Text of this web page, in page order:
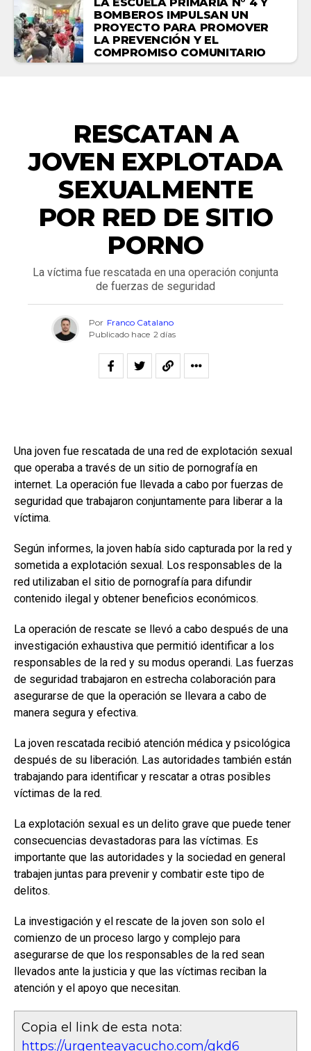
BOMBEROS IMPULSAN UN
PROYECTO PARA PROMOVER
LA PREVENCIÓN Y EL
COMPROMISO COMUNITARIO
RESCATAN A
JOVEN EXPLOTADA
SEXUALMENTE
POR RED DE SITIO
PORNO
La víctima fue rescatada en una operación conjunta
de fuerzas de seguridad
Por Franco Catalano
Publicado hace 2 días
Una joven fue rescatada de una red de explotación sexual
que operaba a través de un sitio de pornografía en
internet. La operación fue llevada a cabo por fuerzas de
seguridad que trabajaron conjuntamente para liberar a la
víctima.
Según informes, la joven había sido capturada por la red y
sometida a explotación sexual. Los responsables de la
red utilizaban el sitio de pornografía para difundir
contenido ilegal y obtener beneficios económicos.
La operación de rescate se llevó a cabo después de una
investigación exhaustiva que permitió identificar a los
responsables de la red y su modus operandi. Las fuerzas
de seguridad trabajaron en estrecha colaboración para
asegurarse de que la operación se llevara a cabo de
manera segura y efectiva.
La joven rescatada recibió atención médica y psicológica
después de su liberación. Las autoridades también están
trabajando para identificar y rescatar a otras posibles
víctimas de la red.
La explotación sexual es un delito grave que puede tener
consecuencias devastadoras para las víctimas. Es
importante que las autoridades y la sociedad en general
trabajen juntas para prevenir y combatir este tipo de
delitos.
La investigación y el rescate de la joven son solo el
comienzo de un proceso largo y complejo para
asegurarse de que los responsables de la red sean
llevados ante la justicia y que las víctimas reciban la
atención y el apoyo que necesitan.
Copia el link de esta nota:
https://urgenteayacucho.com/gkd6